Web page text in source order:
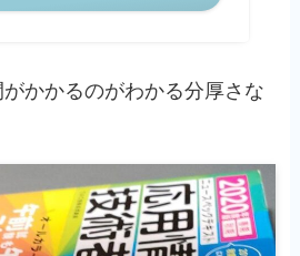
かかるのがわかる分厚さな